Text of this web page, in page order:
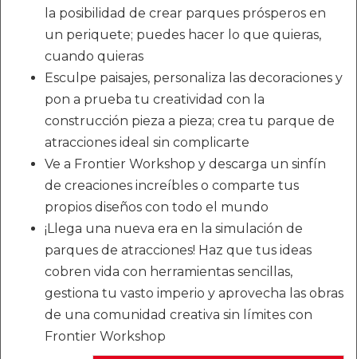
la posibilidad de crear parques prósperos en
un periquete; puedes hacer lo que quieras,
cuando quieras
Esculpe paisajes, personaliza las decoraciones y
pon a prueba tu creatividad con la
construcción pieza a pieza; crea tu parque de
atracciones ideal sin complicarte
Ve a Frontier Workshop y descarga un sinfín
de creaciones increíbles o comparte tus
propios diseños con todo el mundo
¡Llega una nueva era en la simulación de
parques de atracciones! Haz que tus ideas
cobren vida con herramientas sencillas,
gestiona tu vasto imperio y aprovecha las obras
de una comunidad creativa sin límites con
Frontier Workshop